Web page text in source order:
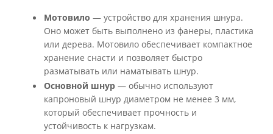
Мотовило — устройство для хранения шнура.
Оно может быть выполнено из фанеры, пластика
или дерева. Мотовило обеспечивает компактное
хранение снасти и позволяет быстро
разматывать или наматывать шнур.
Основной шнур — обычно используют
капроновый шнур диаметром не менее 3 мм,
который обеспечивает прочность и
устойчивость к нагрузкам.